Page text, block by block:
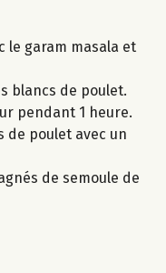
le garam masala et
blancs de poulet.
pendant 1 heure.
de poulet avec un
de semoule de